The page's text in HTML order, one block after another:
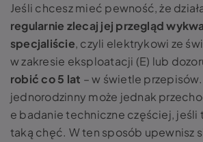
Jeśli chcesz mieć pewność, że
regularnie zlecaj jej przegląd
specjaliście, czyli elektrykowi ze
w zakresie eksploatacji (E) lub
robić co 5 lat – w świetle
jednorodzinny może jednak
e badanie techniczne częściej, jeśli
taką chęć. W ten sposób upewnisz